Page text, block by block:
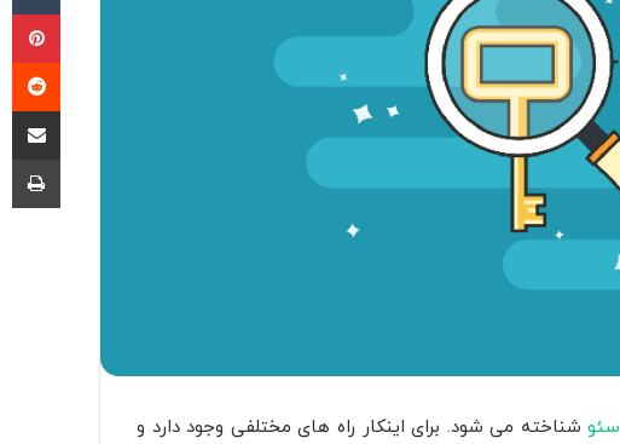
سئوشناخته می شود. برای اینکار راه های مختلفی وجود دارد و
اشتراک